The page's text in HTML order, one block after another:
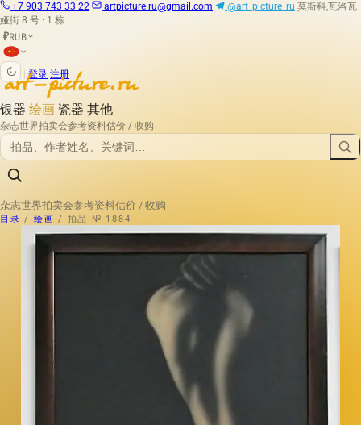
+7 903 743 33 22 artpicture.ru@gmail.com @art_picture_ru 莫斯科,瓦洛瓦
娅街 8 号 · 1 栋
₽RUB
登录 注册
银器 绘画 瓷器 其他
杂志世界拍卖会参考资料估价 / 收购
杂志世界拍卖会参考资料估价 / 收购
目录 / 绘画 / 拍品 № 1884